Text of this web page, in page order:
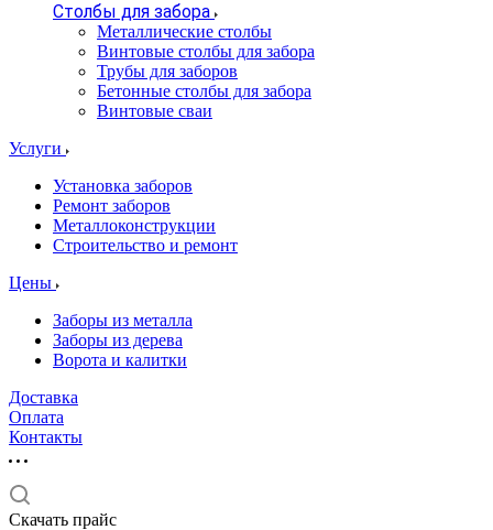
Столбы для забора
Металлические столбы
Винтовые столбы для забора
Трубы для заборов
Бетонные столбы для забора
Винтовые сваи
Услуги
Установка заборов
Ремонт заборов
Металлоконструкции
Строительство и ремонт
Цены
Заборы из металла
Заборы из дерева
Ворота и калитки
Доставка
Оплата
Контакты
Скачать прайс